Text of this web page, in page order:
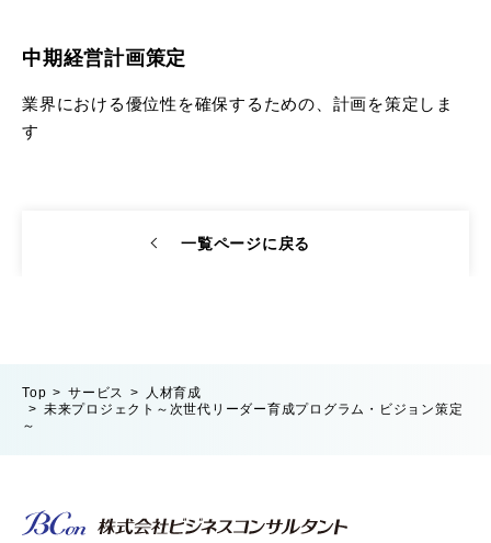
中期経営計画策定
業界における優位性を確保するための、計画を策定しま
す
一覧ページに戻る
Top サービス
人材育成
未来プロジェクト～次世代リーダー育成プログラム・ビジョン策定
～